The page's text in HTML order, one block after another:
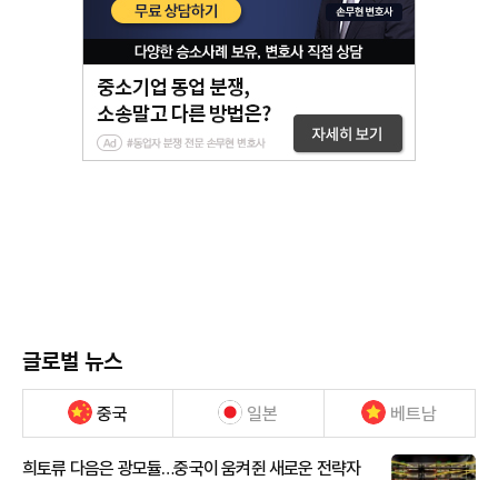
글로벌 뉴스
중국 일본 베트남
희토류 다음은 광모듈…중국이 움켜쥔 새로운 전략자